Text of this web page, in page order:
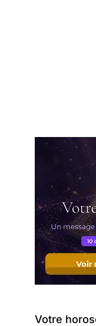
Votre